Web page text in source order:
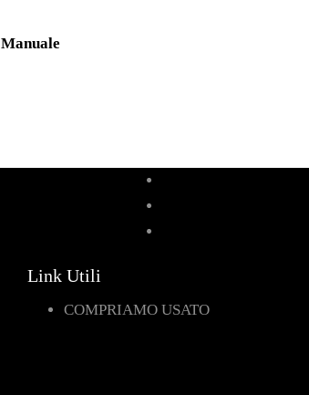
Manuale
Link Utili
COMPRIAMO USATO